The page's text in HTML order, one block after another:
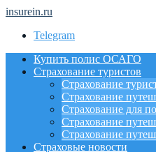
insurein.ru
Telegram
Купить полис ОСАГО
Страхование туристов
Страхование
Страхование
Страхование для
Страхование
Страхование
Страховые новости